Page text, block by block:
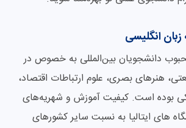
زبان انگلیسی
دانشجویان بین‌المللی به خصوص در
هنرهای بصری، علوم ارتباطات اقتصاد،
بوده است. کیفیت آموزش و شهریه‌های
های ایتالیا به نسبت سایر کشورهای